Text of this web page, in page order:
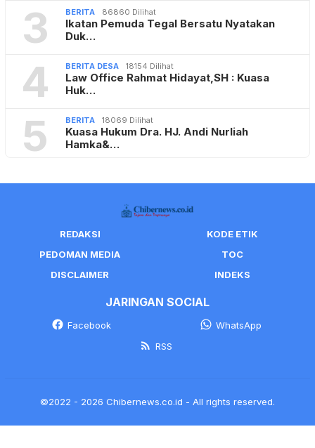
3 BERITA 86860 Dilihat
Ikatan Pemuda Tegal Bersatu Nyatakan
Duk…
4 BERITA DESA 18154 Dilihat
Law Office Rahmat Hidayat,SH : Kuasa
Huk…
5 BERITA 18069 Dilihat
Kuasa Hukum Dra. HJ. Andi Nurliah
Hamka&…
REDAKSI
KODE ETIK
PEDOMAN MEDIA
TOC
DISCLAIMER
INDEKS
JARINGAN SOCIAL
Facebook
WhatsApp
RSS
©2022 - 2026 Chibernews.co.id - All rights reserved.